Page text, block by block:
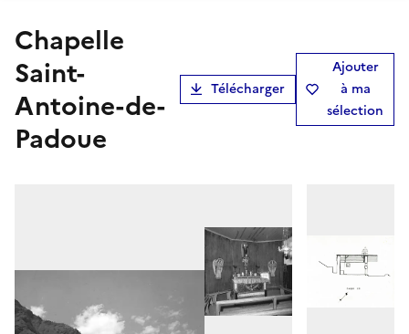
chapelle
Saint-
Antoine-de-
Padoue
Télécharger
Ajouter
à ma
sélection